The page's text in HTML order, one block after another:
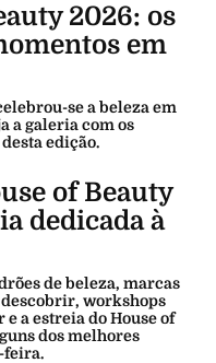
2026: os
em
se a beleza em
a galeria com os
edição.
of Beauty
dedicada à
de beleza, marcas
workshops
a estreia do House of
dos melhores
feira.